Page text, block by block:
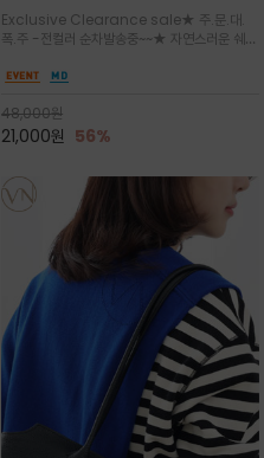
쾌적하게 착용/ 뒷트임 있어서 헤어스타
일링에도 편하게 쓰실수 있습니다
Exclusive Clearance sale★ 주.문.대.
폭.주 -전컬러 순차발송중~~★ 자연스러운 쉐입
련된 포인트/베이직한 컬러 구성으로 어떤 스타
용도 높은 아이템
48,000원
21,000원 56%